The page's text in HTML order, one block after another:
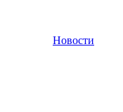
Новости